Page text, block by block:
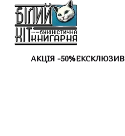
Перейти до основного контенту
АКЦІЯ -50%ЕКСКЛЮЗИВ